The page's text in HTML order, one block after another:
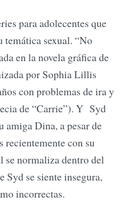
para adolecentes que
temática sexual. “No
en la novela gráfica de
por Sophia Lillis
con problemas de ira y
de “Carrie”). Y Syd
amiga Dina, a pesar de
recientemente con su
se normaliza dentro del
Syd se siente insegura,
incorrectas.